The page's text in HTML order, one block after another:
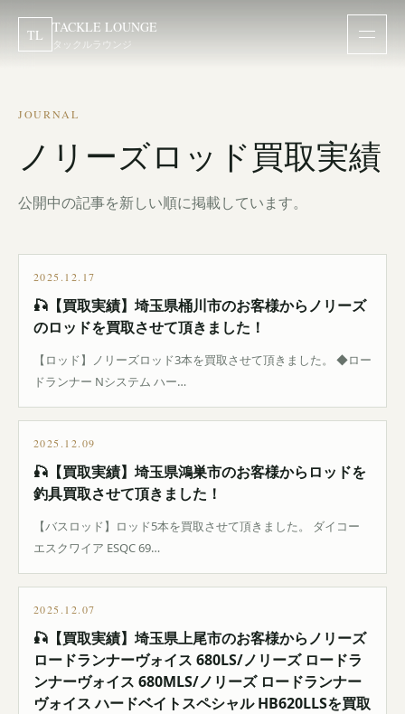
TL TACKLE LOUNGE
タックルラウンジ
JOURNAL
ノリーズロッド買取実績
公開中の記事を新しい順に掲載しています。
2025.12.17
🎣【買取実績】埼玉県桶川市のお客様からノリーズ
のロッドを買取させて頂きました！
【ロッド】ノリーズロッド3本を買取させて頂きました。 ◆ロー
ドランナー Nシステム ハー…
2025.12.09
🎣【買取実績】埼玉県鴻巣市のお客様からロッドを
釣具買取させて頂きました！
【バスロッド】ロッド5本を買取させて頂きました。 ダイコー
エスクワイア ESQC 69…
2025.12.07
🎣【買取実績】埼玉県上尾市のお客様からノリーズ
ロードランナーヴォイス 680LS/ノリーズ ロードラ
ンナーヴォイス 680MLS/ノリーズ ロードランナー
ヴォイス ハードベイトスペシャル HB620LLSを買取